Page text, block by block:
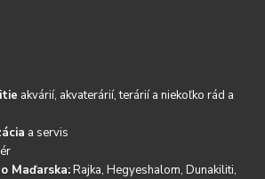
akvárií, akvaterárií, terárií a niekoľko rád a
a servis
Maďarska:Rajka, Hegyeshalom, Dunakiliti,